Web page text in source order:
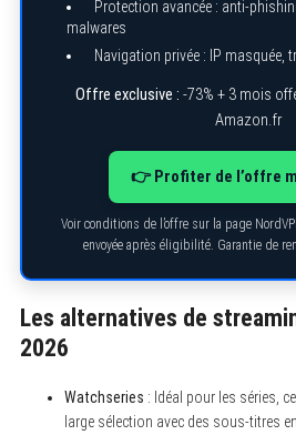
Protection avancée : anti-
malwares
Navigation privée : IP masquée,
Offre exclusive : -73% + 3 mois
Amazon.fr
👉 Profiter de l’offre
Voir conditions de l’offre sur la page
envoyée après éligibilité. Garantie de
Les alternatives de
2026
Watchseries : Idéal pour les séries,
large sélection avec des sous-titres